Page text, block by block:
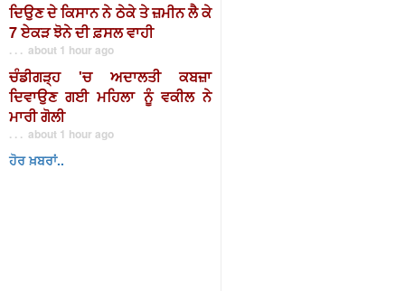
ਦਿਉਣ ਦੇ ਕਿਸਾਨ ਨੇ ਠੇਕੇ ਤੇ ਜ਼ਮੀਨ ਲੈ ਕੇ
7 ਏਕੜ ਝੋਨੇ ਦੀ ਫ਼ਸਲ ਵਾਹੀ
. . . about 1 hour ago
ਚੰਡੀਗੜ੍ਹ 'ਚ ਅਦਾਲਤੀ ਕਬਜ਼ਾ
ਦਿਵਾਉਣ ਗਈ ਮਹਿਲਾ ਨੂੰ ਵਕੀਲ ਨੇ
ਮਾਰੀ ਗੋਲੀ
. . . about 1 hour ago
ਹੋਰ ਖ਼ਬਰਾਂ..